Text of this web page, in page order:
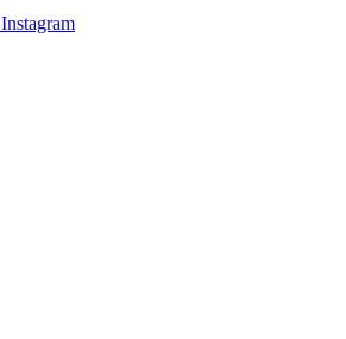
Instagram